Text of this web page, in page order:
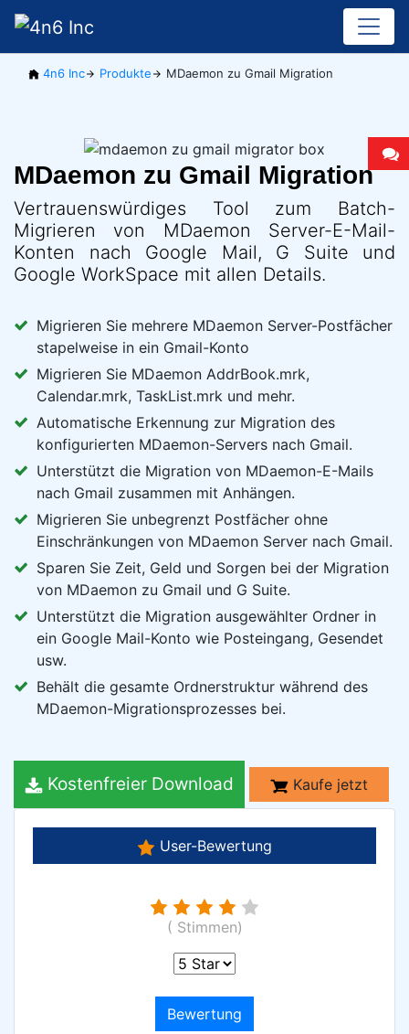
4n6 Inc Produkte MDaemon zu Gmail Migration
MDaemon zu Gmail Migration
Vertrauenswürdiges Tool zum Batch-
Migrieren von MDaemon Server-E-Mail-
Konten nach Google Mail, G Suite und
Google WorkSpace mit allen Details.
Migrieren Sie mehrere MDaemon Server-Postfächer
stapelweise in ein Gmail-Konto
Migrieren Sie MDaemon AddrBook.mrk,
Calendar.mrk, TaskList.mrk und mehr.
Automatische Erkennung zur Migration des
konfigurierten MDaemon-Servers nach Gmail.
Unterstützt die Migration von MDaemon-E-Mails
nach Gmail zusammen mit Anhängen.
Migrieren Sie unbegrenzt Postfächer ohne
Einschränkungen von MDaemon Server nach Gmail.
Sparen Sie Zeit, Geld und Sorgen bei der Migration
von MDaemon zu Gmail und G Suite.
Unterstützt die Migration ausgewählter Ordner in
ein Google Mail-Konto wie Posteingang, Gesendet
usw.
Behält die gesamte Ordnerstruktur während des
MDaemon-Migrationsprozesses bei.
Kostenfreier Download Kaufe jetzt
User-Bewertung
( Stimmen)
Bewertung